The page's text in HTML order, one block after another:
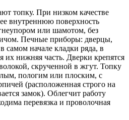
топку. При низком качестве
внутреннюю поверхность
или шамотом, без
Печные приборы: дверцы,
самом начале кладки ряда, в
их нижняя часть. Дверки крепятся
скрученной в жгут. Топку
пологим или плоским, с
(расположенная строго на
замок). Облегчит работу
перевязка и проволочная